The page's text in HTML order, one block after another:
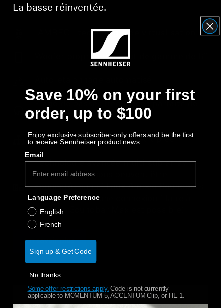
La basse réinventée.
-AMBEO - technologie de virtualisation
Woofer propriétaire haut de gamme de 8"
Plage de basses fréquences parfaite de
27 à 80 Hz
Options de connectivité multiples
Technologie avancée multi-sub array
(jusqu’à 4 caissons peuvent être
connectés sans fil aux Ambeo Soundbars
Mini et Plus, et une connexion filaire à
l’Ambeo Soundbar Max est possible)
En savoir plus
Save 10% on your first
order, up to $100
Enjoy exclusive subscriber-only offers and be the first
to receive Sennheiser product news.
Email
Language Preference
English
French
Sign up & Get Code
No thanks
Some offer restrictions apply. Code is not currently
applicable to MOMENTUM 5, ACCENTUM Clip, or HE 1.